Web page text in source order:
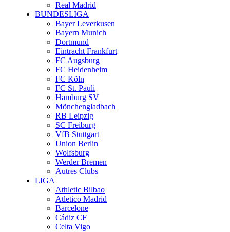
Real Madrid
BUNDESLIGA
Bayer Leverkusen
Bayern Munich
Dortmund
Eintracht Frankfurt
FC Augsburg
FC Heidenheim
FC Köln
FC St. Pauli
Hamburg SV
Mönchengladbach
RB Leipzig
SC Freiburg
VfB Stuttgart
Union Berlin
Wolfsburg
Werder Bremen
Autres Clubs
LIGA
Athletic Bilbao
Atletico Madrid
Barcelone
Cádiz CF
Celta Vigo